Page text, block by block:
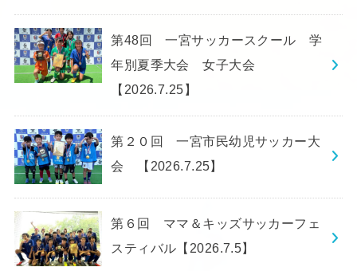
第48回 一宮サッカースクール 学
年別夏季大会 女子大会
【2026.7.25】
第２０回 一宮市民幼児サッカー大
会 【2026.7.25】
第６回 ママ＆キッズサッカーフェ
スティバル【2026.7.5】